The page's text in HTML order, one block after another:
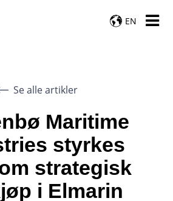
EN
Se alle artikler
Maritime
styrkes
strategisk
i Elmarin